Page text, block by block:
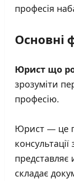
професія
Основні
Юрист що
зрозуміти
професію.
Юрист — це
представляє
складає